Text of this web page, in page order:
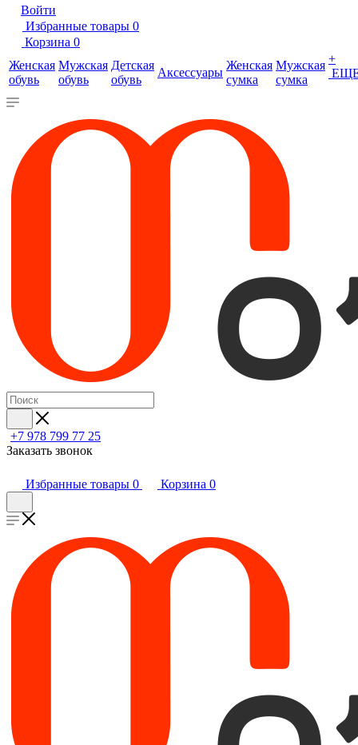
Войти
Избранные товары 0
Корзина 0
Женская
обувь
Мужская
обувь
Детская
обувь
Аксессуары
Женская
сумка
Мужская
сумка
+
+7 978 799 77 25
Заказать звонок
Избранные товары 0 Корзина 0